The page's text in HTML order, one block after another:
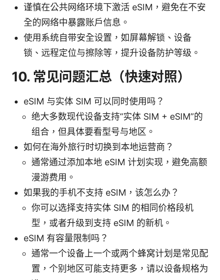
谨慎在公共网络环境下激活 eSIM，避免在不安
全的网络中暴露账户信息。
使用系统自带安全设置，如屏幕解锁、设备
锁、远程定位与擦除等，提升设备防护等级。
10. 常见问题汇总（快速对照）
eSIM 与实体 SIM 可以同时使用吗？
绝大多数现代设备支持“实体 SIM + eSIM”的
组合，但具体要看型号与地区。
如何在海外旅行时切换到本地运营商？
通常通过添加本地 eSIM 计划实现，避免高额
漫游费用。
如果我的手机不支持 eSIM，该怎么办？
你可以选择支持实体 SIM 的相同价格段机
型，或者升级到支持 eSIM 的新机。
eSIM 有容量限制吗？
通常一个设备上一个或两个蜂窝计划是常见配
置，个别地区可能支持更多，请以设备规格为